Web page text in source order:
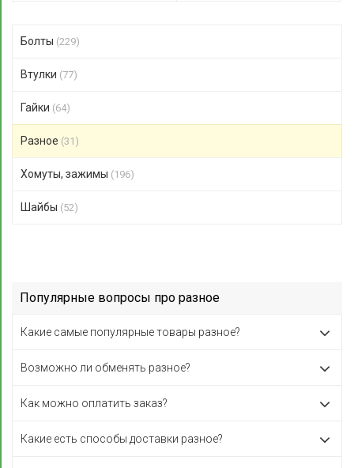
Болты (229)
Втулки (77)
Гайки (64)
Разное (31)
Хомуты, зажимы (196)
Шайбы (52)
Популярные вопросы про разное
Какие самые популярные товары разное?
Возможно ли обменять разное?
Как можно оплатить заказ?
Какие есть способы доставки разное?